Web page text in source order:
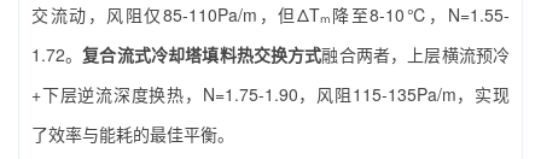
交流动，风阻仅85-110Pa/m，但ΔTₘ降至8-10℃，N=1.55-
1.72。复合流式冷却塔填料热交换方式融合两者，上层横流预冷
+下层逆流深度换热，N=1.75-1.90，风阻115-135Pa/m，实现
了效率与能耗的最佳平衡。